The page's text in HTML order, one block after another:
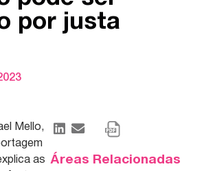
por justa
Mello,
as Áreas Relacionadas